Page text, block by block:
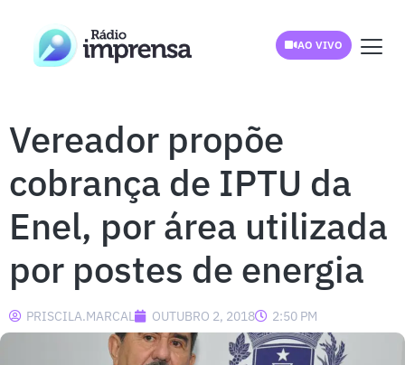
AO VIVO
Vereador propõe
cobrança de IPTU da
Enel, por área utilizada
por postes de energia
PRISCILA.MARCAL OUTUBRO 2, 2018 2:50 PM